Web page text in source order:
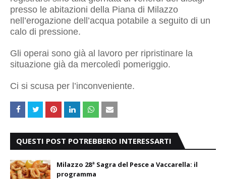
presso le abitazioni della Piana di Milazzo
nell’erogazione dell’acqua potabile a seguito di un
calo di pressione.
Gli operai sono già al lavoro per ripristinare la
situazione già da mercoledì pomeriggio.
Ci si scusa per l’inconveniente.
QUESTI POST POTREBBERO INTERESSARTI
Milazzo 28ª Sagra del Pesce a Vaccarella: il
programma